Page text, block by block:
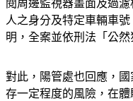
閱周邊監視器畫面及過
人之身分及特定車輛車
明，全案並依刑法「公然
對此，陽管處也回應，
存一定程度的風險，在